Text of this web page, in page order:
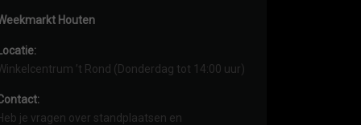
Houten
’t Rond (Donderdag tot 14:00 uur)
je vragen over standplaatsen en